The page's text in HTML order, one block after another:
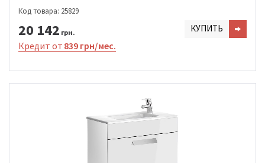
Код товара: 25829
20 142 грн. КУПИТЬ
Кредит от 839 грн/мес.